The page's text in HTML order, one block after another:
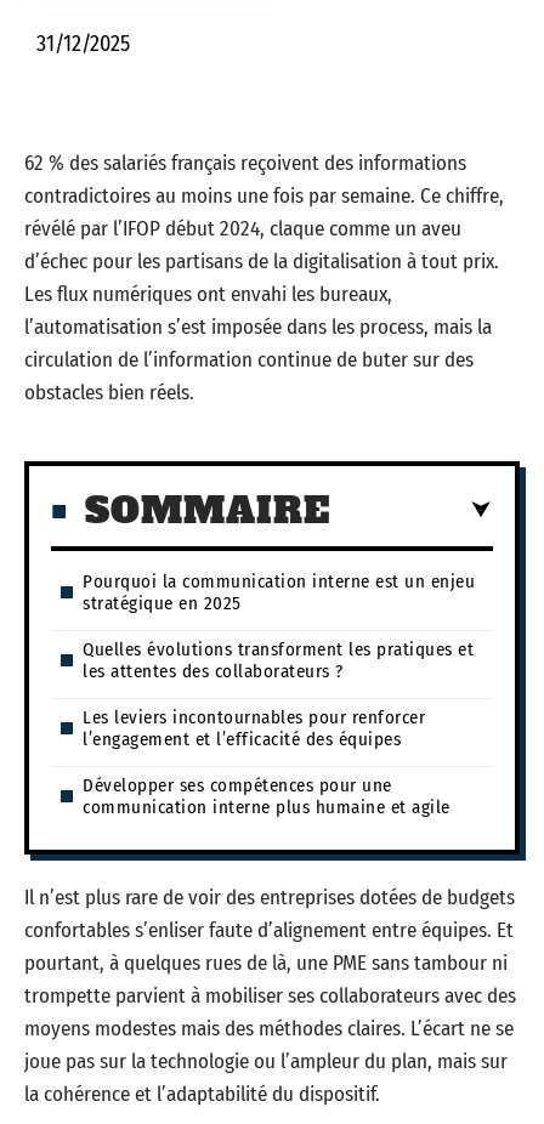
31/12/2025
62 % des salariés français reçoivent des informations
contradictoires au moins une fois par semaine. Ce chiffre,
révélé par l’IFOP début 2024, claque comme un aveu
d’échec pour les partisans de la digitalisation à tout prix.
Les flux numériques ont envahi les bureaux,
l’automatisation s’est imposée dans les process, mais la
circulation de l’information continue de buter sur des
obstacles bien réels.
SOMMAIRE
Pourquoi la communication interne est un enjeu
stratégique en 2025
Quelles évolutions transforment les pratiques et
les attentes des collaborateurs ?
Les leviers incontournables pour renforcer
l’engagement et l’efficacité des équipes
Développer ses compétences pour une
communication interne plus humaine et agile
Il n’est plus rare de voir des entreprises dotées de budgets
confortables s’enliser faute d’alignement entre équipes. Et
pourtant, à quelques rues de là, une PME sans tambour ni
trompette parvient à mobiliser ses collaborateurs avec des
moyens modestes mais des méthodes claires. L’écart ne se
joue pas sur la technologie ou l’ampleur du plan, mais sur
la cohérence et l’adaptabilité du dispositif.